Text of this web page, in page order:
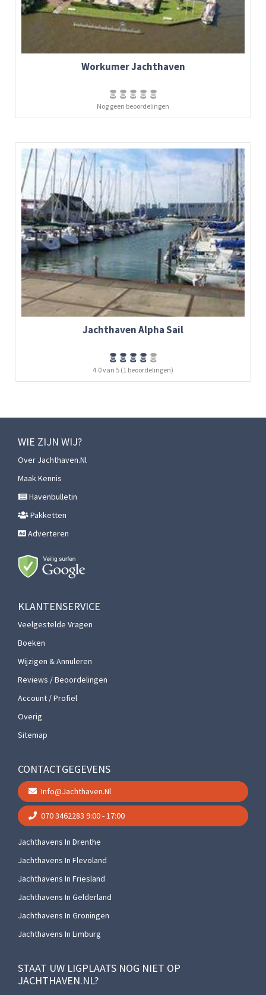
Workumer Jachthaven
Nog geen beoordelingen
Jachthaven Alpha Sail
4.0 van 5 (1 beoordelingen)
WIE ZIJN WIJ?
Over Jachthaven.nl
Maak Kennis
Havenbulletin
Pakketten
Adverteren
KLANTENSERVICE
Veelgestelde Vragen
Boeken
Wijzigen & Annuleren
Reviews / Beoordelingen
Account / Profiel
Overig
Sitemap
CONTACTGEGEVENS
Info@jachthaven.nl
070 3462283 9:00 - 17:00
Jachthavens In Drenthe
Jachthavens In Flevoland
Jachthavens In Friesland
Jachthavens In Gelderland
Jachthavens In Groningen
Jachthavens In Limburg
STAAT UW LIGPLAATS NOG NIET OP
JACHTHAVEN.NL?